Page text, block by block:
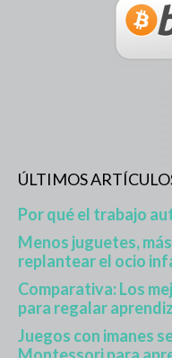
ÚLTIMOS
Por qué el trabajo
Menos juguetes,
replantear el ocio
Comparativa: Los
para regalar
Juegos con imanes